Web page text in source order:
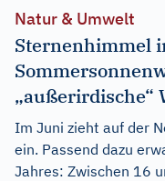
Natur & Umwelt
Sternenhimmel
„außerirdische“
Im Juni zieht auf der
ein. Passend dazu
Jahres: Zwischen 16